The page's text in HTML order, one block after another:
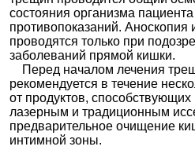
Поликлиника.ру на Дорожной
Москва; ул. Дорожная, д. 32, корп. 1
+7(495..показать
24000-41800₽
ВитаНова на бульваре 30-
Волгоград; б-р 30-летия Победы, д.
+7(961..показать
24000₽
ВитаНова на Глазкова
состояния организма
противопоказаний. Аноскопия
проводятся только при
заболеваний прямой кишки.
Перед началом лечения
рекомендуется в течение
от продуктов,
лазерным и традиционным
предварительное очищение
интимной зоны.